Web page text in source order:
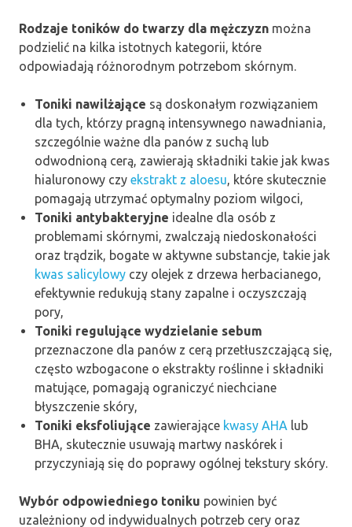
Rodzaje toników do twarzy dla mężczyzn można
podzielić na kilka istotnych kategorii, które
odpowiadają różnorodnym potrzebom skórnym.
Toniki nawilżające są doskonałym rozwiązaniem
dla tych, którzy pragną intensywnego nawadniania,
szczególnie ważne dla panów z suchą lub
odwodnioną cerą, zawierają składniki takie jak kwas
hialuronowy czy ekstrakt z aloesu, które skutecznie
pomagają utrzymać optymalny poziom wilgoci,
Toniki antybakteryjne idealne dla osób z
problemami skórnymi, zwalczają niedoskonałości
oraz trądzik, bogate w aktywne substancje, takie jak
kwas salicylowy czy olejek z drzewa herbacianego,
efektywnie redukują stany zapalne i oczyszczają
pory,
Toniki regulujące wydzielanie sebum
przeznaczone dla panów z cerą przetłuszczającą się,
często wzbogacone o ekstrakty roślinne i składniki
matujące, pomagają ograniczyć niechciane
błyszczenie skóry,
Toniki eksfoliujące zawierające kwasy AHA lub
BHA, skutecznie usuwają martwy naskórek i
przyczyniają się do poprawy ogólnej tekstury skóry.
Wybór odpowiedniego toniku powinien być
uzależniony od indywidualnych potrzeb cery oraz